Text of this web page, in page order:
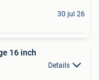
30 jul 26
16 inch
Details